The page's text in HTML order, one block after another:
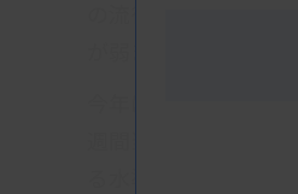
が弱まったことが一
週間当たり3908人
る水準だったが、